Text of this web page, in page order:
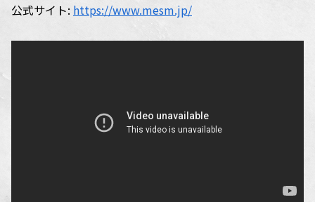
公式サイト: https://www.mesm.jp/